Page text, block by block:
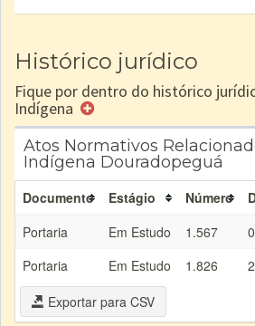
Histórico jurídico
Fique por dentro do histórico
Indígena
Atos Normativos
Indígena Douradopeguá
Documento Estágio Número
Portaria
Em Estudo 1.567
Portaria
Em Estudo 1.826
Exportar para CSV